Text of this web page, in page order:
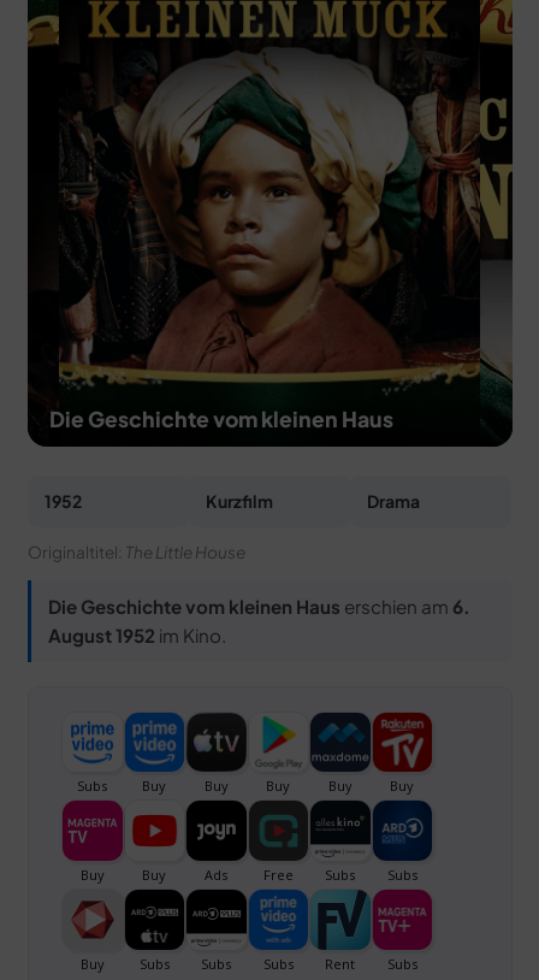
DEALS
MEIN HQ
50
Die Geschichte vom kleinen Haus
1952 Kurzfilm Drama
Originaltitel: The Little House
Die Geschichte vom kleinen Haus erschien am 6.
August 1952 im Kino.